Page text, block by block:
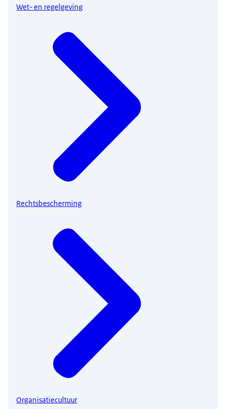
Wet- en regelgeving
Rechtsbescherming
Organisatiecultuur